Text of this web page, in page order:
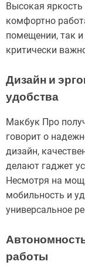
Высокая
комфортно
помещении, так
критически
Дизайн и
удобства
Макбук Про
говорит о
дизайн,
делают гаджет
Несмотря на
мобильность и
универсальное
работы